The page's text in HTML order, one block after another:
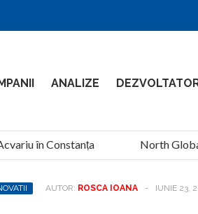
ANALIZE
în Constanța North
AUTOR: ROSCA IOANA - IUNIE 23,